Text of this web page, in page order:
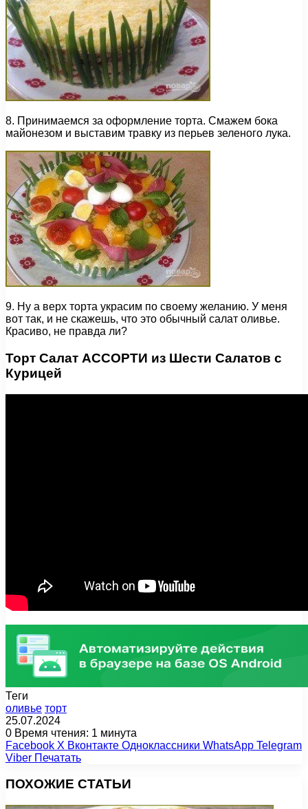
8. Принимаемся за оформление торта. Смажем бока
майонезом и выставим травку из перьев зеленого лука.
9. Ну а верх торта украсим по своему желанию. У меня
вот так, и не скажешь, что это обычный салат оливье.
Красиво, не правда ли?
Торт Салат АССОРТИ из Шести Салатов с
Курицей
Теги
оливье торт
25.07.2024
0 Время чтения: 1 минута
Facebook X Вконтакте Одноклассники WhatsApp Telegram
Viber Печатать
ПОХОЖИЕ СТАТЬИ